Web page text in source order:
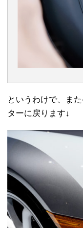
というわけで、ま
ターに戻ります↓